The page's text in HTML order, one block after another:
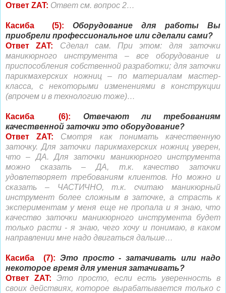
Ответ ZAT: Ответ см. вопрос 2…
Касиба (5):
Оборудование для работы Вы
приобрели профессиональное или сделали сами?
Ответ ZAT:
Сделал сам. При этом: для заточки
маникюрного инструмента – все оборудование и
приспособления собственной разработки; для заточки
парикмахерских ножниц – по материалам мастер-
класса, с некоторыми изменениями в конструкции
(впрочем и в технологию тоже)…
Касиба (6):
Отвечают ли требованиям
качественной заточки это оборудование?
Ответ ZAT:
Смотря как понимать качественную
заточку. Для заточки парикмахерских ножниц уверен,
что – ДА. Для заточки маникюрного инструмента
можно сказать – ДА, т.к. качество заточки
удовлетворяет требованиям клиентов. Но можно и
сказать – ЧАСТИЧНО, т.к. считаю маникюрный
инструмент более сложным в заточке, а страсть к
экспериментам у меня еще не пропала и я знаю, что
качество заточки маникюрного инструмента будет
только расти - я знаю, чего хочу и понимаю, в каком
направлении мне надо двигаться дальше…
Касиба (7): Это просто - затачивать или надо
некоторое время для умения затачивать?
Ответ ZAT:
Это просто, если есть уверенность в
своих действиях, которое вырабатывается только с